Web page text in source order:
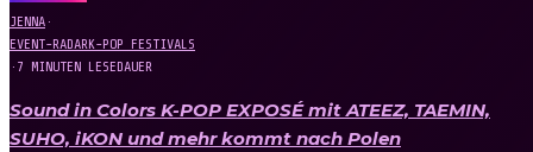
JENNA ·
EVENT-RADARK-POP FESTIVALS
· 7 MINUTEN LESEDAUER
Sound in Colors K-POP EXPOSÉ mit ATEEZ, TAEMIN,
SUHO, iKON und mehr kommt nach Polen